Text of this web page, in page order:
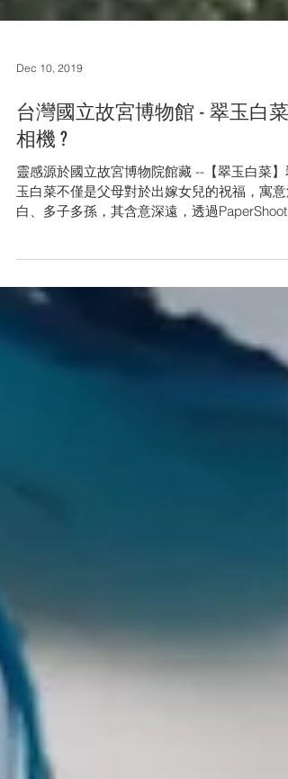
Dec 10, 2019
台灣國立故宮博物館 - 翠玉白菜
相機 ?
靈感源於國立故宮博物院館藏 --【翠玉白菜】
白、多子多孫，其含意深遠，透過PaperShoot
術液體流動性仿照玉生成的紋理，調製出翠玉
菜的清綠與透亮潔白，表現在相機外殼，半透